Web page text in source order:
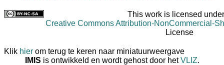
This work is licensed
Creative Commons Attribution-NonCommercial-
License
Klik hier om terug te keren naar miniatuurweergave
IMIS is ontwikkeld en wordt gehost door hetVLIZ.